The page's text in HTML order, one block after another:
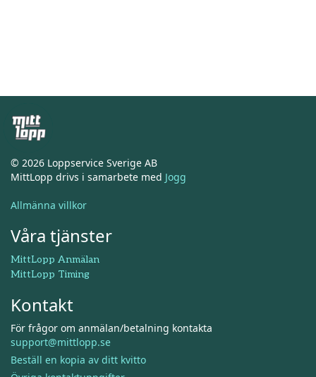
© 2026 Loppservice Sverige AB
MittLopp drivs i samarbete med Jogg
Allmänna villkor
Våra tjänster
MittLopp Anmälan
MittLopp Timing
Kontakt
För frågor om anmälan/betalning kontakta
support@mittlopp.se
Beställ en kopia av ditt kvitto